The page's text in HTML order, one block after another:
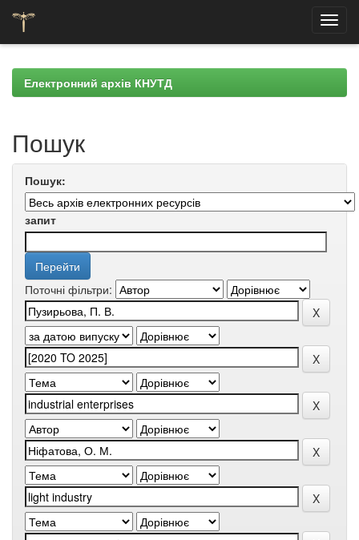
navigationЕлектронний архів КНУТД
Пошук
Пошук:
запит
Поточні фільтри: